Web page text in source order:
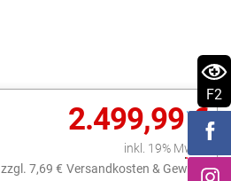
2.499,99 €
inkl. 19% MwSt.
zzgl. 7,69 € Versandkosten & Gewicht
F2